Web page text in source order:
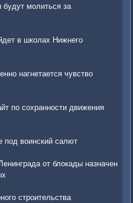
молиться за
в школах Нижнего
нагнетается чувство
по сохранности движения
под воинский салют
от блокады назначен
строительства